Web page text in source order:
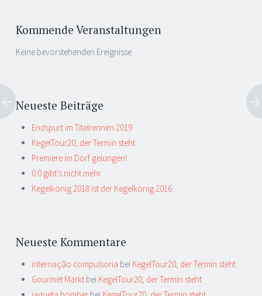
Artikel-
Navigation
Kommende Veranstaltungen
Keine bevorstehenden Ereignisse
Neueste Beiträge
Endspurt im Titelrennen 2019
KegelTour20, der Termin steht
Premiere im Dorf gelungen!
0:0 gibt’s nicht mehr
Kegelkönig 2018 ist der Kegelkönig 2016
Neueste Kommentare
internação compulsoria bei KegelTour20, der Termin steht
Gourmet Markt bei KegelTour20, der Termin steht